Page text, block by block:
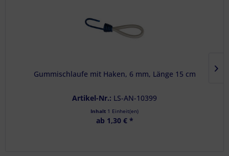
Gummischlaufe mit Haken, 6 mm, Länge 15 cm
Artikel-Nr.: LS-AN-10399
Inhalt 1 Einheit(en)
ab 1,30 € *